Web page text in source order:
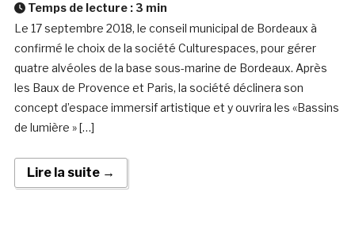
Temps de lecture : 3 min
Le 17 septembre 2018, le conseil municipal de Bordeaux à
confirmé le choix de la société Culturespaces, pour gérer
quatre alvéoles de la base sous-marine de Bordeaux. Après
les Baux de Provence et Paris, la société déclinera son
concept d’espace immersif artistique et y ouvrira les «Bassins
de lumière » […]
Lire la suite →